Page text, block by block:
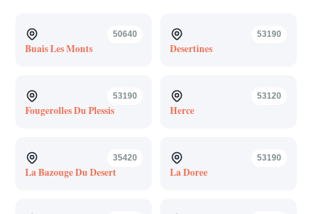
50640
Buais Les Monts
53190
Desertines
53190
Fougerolles Du Plessis
53120
Herce
35420
La Bazouge Du Desert
53190
La Doree